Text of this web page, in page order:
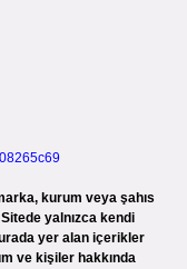
kurum veya şahıs
yalnızca kendi
yer alan içerikler
ve kişiler hakkında